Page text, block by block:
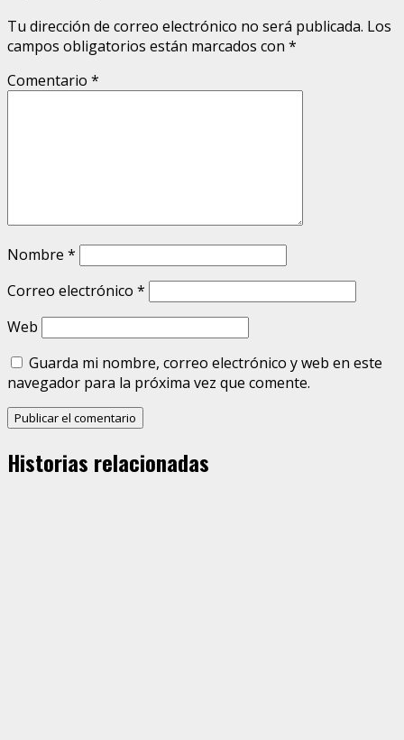
Tu dirección de correo electrónico no será publicada. Los
campos obligatorios están marcados con *
Comentario *
Nombre *
Correo electrónico *
Web
Guarda mi nombre, correo electrónico y web en este
navegador para la próxima vez que comente.
Historias relacionadas